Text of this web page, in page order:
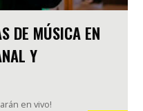
DE MÚSICA EN
Y
en vivo!